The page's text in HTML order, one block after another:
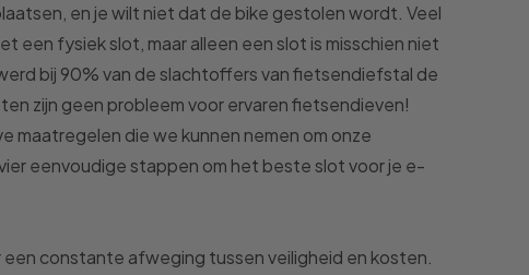
en je wilt niet dat de bike gestolen wordt. Veel
een fysiek slot, maar alleen een slot is misschien niet
bij 90% van de slachtoffers van fietsendiefstal de
zijn geen probleem voor ervaren fietsendieven!
maatregelen die we kunnen nemen om onze
eenvoudige stappen om het beste slot voor je e-
constante afweging tussen veiligheid en kosten.